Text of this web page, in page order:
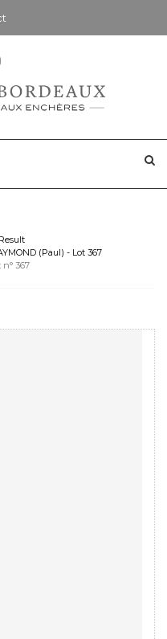
Result
(Paul) - Lot 367
n° 367